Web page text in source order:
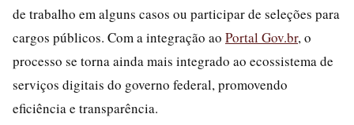
de trabalho em alguns casos ou participar de seleções para
cargos públicos. Com a integração ao Portal Gov.br, o
processo se torna ainda mais integrado ao ecossistema de
serviços digitais do governo federal, promovendo
eficiência e transparência.